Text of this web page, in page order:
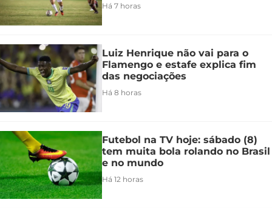
Há 7 horas
Luiz Henrique não vai para o
Flamengo e estafe explica fim
das negociações
Há 8 horas
Futebol na TV hoje: sábado (8)
tem muita bola rolando no Brasil
e no mundo
Há 12 horas